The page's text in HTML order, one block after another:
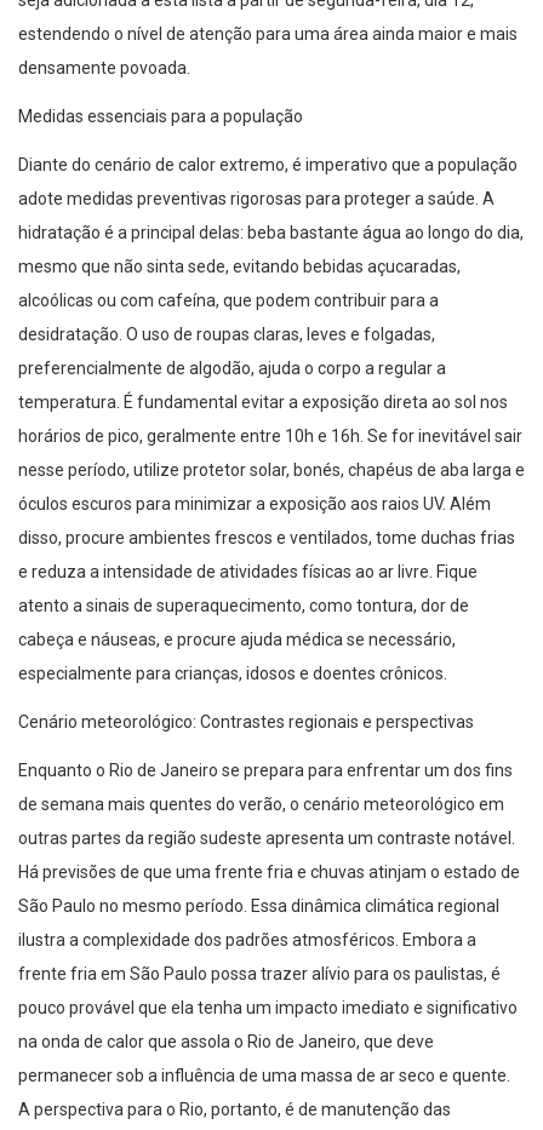
estendendo o nível de atenção para uma área ainda maior e mais
densamente povoada.
Medidas essenciais para a população
Diante do cenário de calor extremo, é imperativo que a população
adote medidas preventivas rigorosas para proteger a saúde. A
hidratação é a principal delas: beba bastante água ao longo do dia,
mesmo que não sinta sede, evitando bebidas açucaradas,
alcoólicas ou com cafeína, que podem contribuir para a
desidratação. O uso de roupas claras, leves e folgadas,
preferencialmente de algodão, ajuda o corpo a regular a
temperatura. É fundamental evitar a exposição direta ao sol nos
horários de pico, geralmente entre 10h e 16h. Se for inevitável sair
nesse período, utilize protetor solar, bonés, chapéus de aba larga e
óculos escuros para minimizar a exposição aos raios UV. Além
disso, procure ambientes frescos e ventilados, tome duchas frias
e reduza a intensidade de atividades físicas ao ar livre. Fique
atento a sinais de superaquecimento, como tontura, dor de
cabeça e náuseas, e procure ajuda médica se necessário,
especialmente para crianças, idosos e doentes crônicos.
Cenário meteorológico: Contrastes regionais e perspectivas
Enquanto o Rio de Janeiro se prepara para enfrentar um dos fins
de semana mais quentes do verão, o cenário meteorológico em
outras partes da região sudeste apresenta um contraste notável.
Há previsões de que uma frente fria e chuvas atinjam o estado de
São Paulo no mesmo período. Essa dinâmica climática regional
ilustra a complexidade dos padrões atmosféricos. Embora a
frente fria em São Paulo possa trazer alívio para os paulistas, é
pouco provável que ela tenha um impacto imediato e significativo
na onda de calor que assola o Rio de Janeiro, que deve
permanecer sob a influência de uma massa de ar seco e quente.
A perspectiva para o Rio, portanto, é de manutenção das